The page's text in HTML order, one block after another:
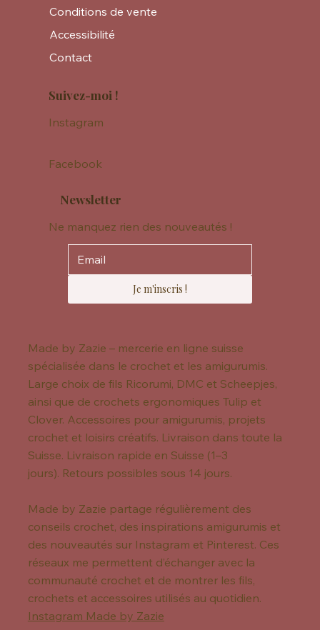
Conditions de vente
Accessibilité
Contact
Suivez-moi !
Instagram
Facebook
Newsletter
Ne manquez rien des nouveautés !
Je m'inscris !
Made by Zazie – mercerie en ligne suisse
spécialisée dans le crochet et les amigurumis.
Large choix de fils Ricorumi, DMC et Scheepjes,
ainsi que de crochets ergonomiques Tulip et
Clover. Accessoires pour amigurumis, projets
crochet et loisirs créatifs. Livraison dans toute la
Suisse. Livraison rapide en Suisse (1–3
jours). Retours possibles sous 14 jours.
Made by Zazie partage régulièrement des
conseils crochet, des inspirations amigurumis et
des nouveautés sur Instagram et Pinterest. Ces
réseaux me permettent d’échanger avec la
communauté crochet et de montrer les fils,
crochets et accessoires utilisés au quotidien.
Instagram Made by Zazie